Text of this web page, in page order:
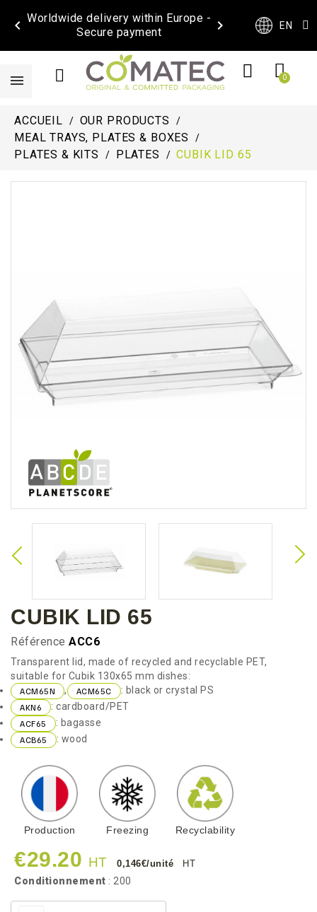
Worldwide delivery within Europe -
Secure payment
  EN
ACCUEIL
OUR PRODUCTS
MEAL TRAYS, PLATES & BOXES
PLATES & KITS
PLATES CUBIK LID 65
CUBIK LID 65
Référence ACC6
Transparent lid, made of recycled and recyclable PET,
suitable for Cubik 130x65 mm dishes:
ACM65N , ACM65C : black or crystal PS
AKN6 : cardboard/PET
ACF65 : bagasse
ACB65 : wood
Production Freezing Recyclability
€29.20 HT 0,146€/unité HT
Conditionnement : 200